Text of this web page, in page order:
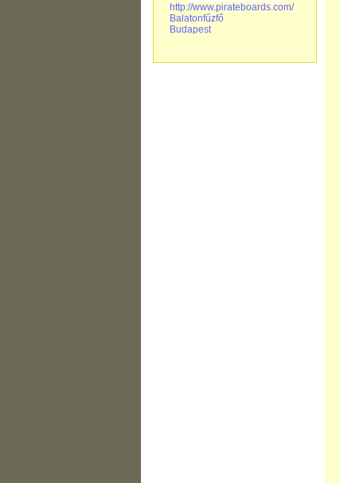
http://www.pirateboards.com/
Balatonfűzfő
Budapest